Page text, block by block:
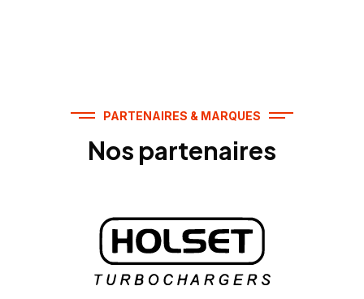
PARTENAIRES & MARQUES
Nos partenaires